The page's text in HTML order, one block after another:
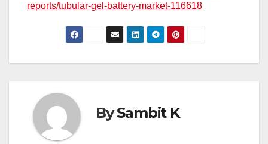
reports/tubular-gel-battery-market-116618
BySambit K